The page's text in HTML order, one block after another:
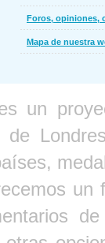
Foros, opiniones,
Mapa de nuestra
un
un